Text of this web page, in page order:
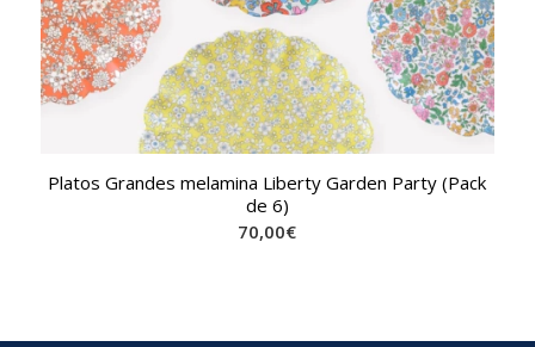
Platos Grandes melamina Liberty Garden Party (Pack
de 6)
70,00€